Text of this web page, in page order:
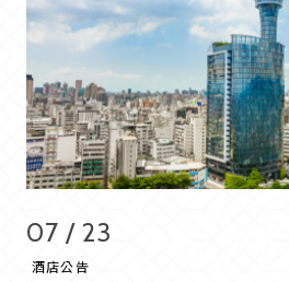
07 / 23
酒店公告